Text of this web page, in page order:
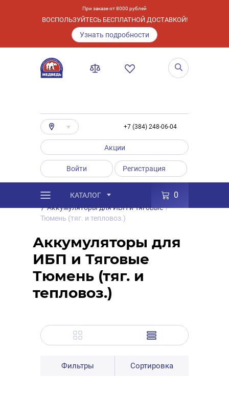
При заказе от 8000 рублей
ВОСПОЛЬЗУЙТЕСЬ БЕСПЛАТНОЙ ДОСТАВКОЙ!
Узнать подробности
+7 (384) 248-06-04
Акции
Войти Регистрация
КАТАЛОГ 0
Каталог / Товары
Аккумуляторы
/ Аккумуляторы для ИБП и Тяговые /
Тюмень (тяг. и тепловоз.)
Аккумуляторы для
ИБП и Тяговые
Тюмень (тяг. и
тепловоз.)
Фильтры Сортировка